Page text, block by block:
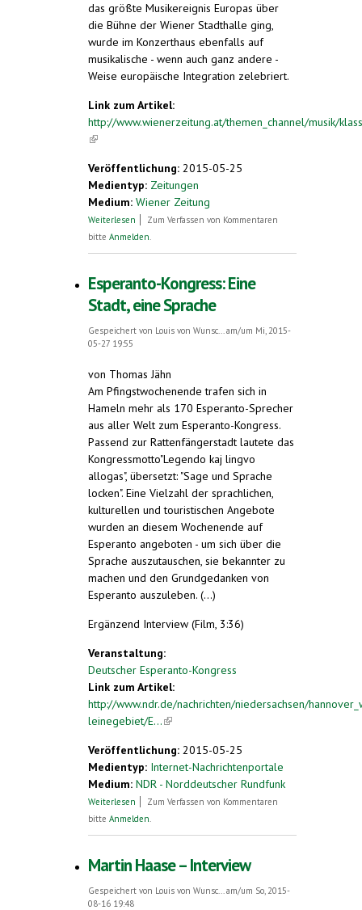
das größte Musikereignis Europas über
die Bühne der Wiener Stadthalle ging,
wurde im Konzerthaus ebenfalls auf
musikalische - wenn auch ganz andere -
Weise europäische Integration zelebriert.
Link zum Artikel:
http://www.wienerzeitung.at/themen_channel/musik/
(link is external)
Veröffentlichung: 2015-05-25
Medientyp: Zeitungen
Medium: Wiener Zeitung
Weiterlesen über Klangforum. Die Suche nach der
Zum Verfassen von Kommentaren
bitte Anmelden.
Esperanto-Kongress: Eine
Stadt, eine Sprache
Gespeichert von Louis von Wunsc...am/um Mi, 2015-
05-27 19:55
von Thomas Jähn
Am Pfingstwochenende trafen sich in
Hameln mehr als 170 Esperanto-Sprecher
aus aller Welt zum Esperanto-Kongress.
Passend zur Rattenfängerstadt lautete das
Kongressmotto"Legendo kaj lingvo
allogas", übersetzt: "Sage und Sprache
locken". Eine Vielzahl der sprachlichen,
kulturellen und touristischen Angebote
wurden an diesem Wochenende auf
Esperanto angeboten - um sich über die
Sprache auszutauschen, sie bekannter zu
machen und den Grundgedanken von
Esperanto auszuleben. (...)
Ergänzend Interview (Film, 3:36)
Veranstaltung:
Deutscher Esperanto-Kongress
Link zum Artikel:
http://www.ndr.de/nachrichten/niedersachsen/
leinegebiet/E...(link is external)
Veröffentlichung: 2015-05-25
Medientyp: Internet-Nachrichtenportale
Medium: NDR - Norddeutscher Rundfunk
Weiterlesen über Esperanto-Kongress: Eine Stadt, eine
Zum Verfassen von Kommentaren
bitte Anmelden.
Martin Haase – Interview
Gespeichert von Louis von Wunsc...
am/um So, 2015-
08-16 19:48